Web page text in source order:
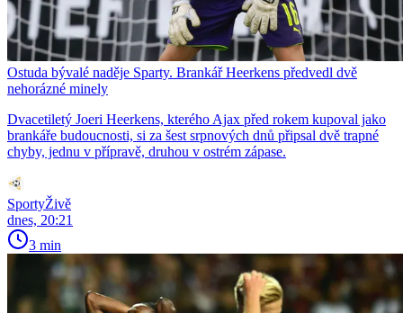
Ostuda bývalé naděje Sparty. Brankář Heerkens předvedl dvě
nehorázné minely
Dvacetiletý Joeri Heerkens, kterého Ajax před rokem kupoval jako
brankáře budoucnosti, si za šest srpnových dnů připsal dvě trapné
chyby, jednu v přípravě, druhou v ostrém zápase.
SportyŽivě
dnes, 20:21
3 min